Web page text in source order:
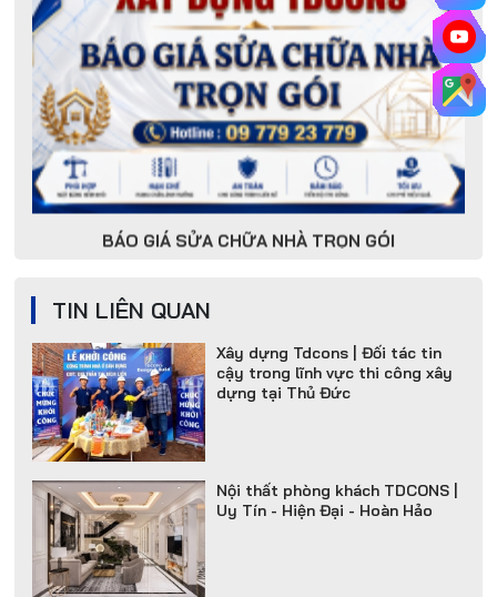
BÁO GIÁ SỬA CHỮA NHÀ TRỌN GÓI
BÁO GIÁ XÂY NHÀ TRỌN GÓI
TIN LIÊN QUAN
TDCONS – Trao Tặng Xe Đạp,
Chắp Cánh Ước Mơ Đến Trường
Cho Học Sinh Nghèo Vượt Khó
TỰ XÂY NHÀ – TIẾT KIỆM HAY
TỐN KÉM NHIỀU HƠN?
Xây dựng Tdcons | Đối tác tin
cậy trong lĩnh vực thi công xây
dựng tại Thủ Đức
Nội thất phòng khách TDCONS |
Uy Tín - Hiện Đại - Hoàn Hảo